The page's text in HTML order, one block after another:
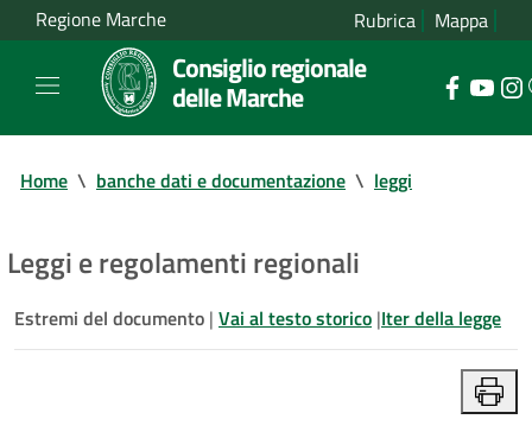
Regione Marche Rubrica Mappa
Consiglio regionale
delle Marche
Home \ banche dati e documentazione \ leggi
Leggi e regolamenti regionali
Estremi del documento | Vai al testo storico |Iter della legge